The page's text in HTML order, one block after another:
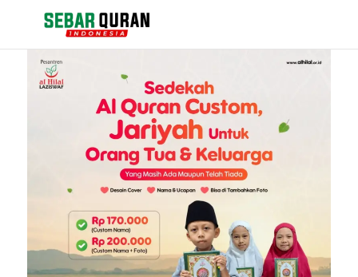
Tentang Kami
Pengajuan Bantuan Al Quran